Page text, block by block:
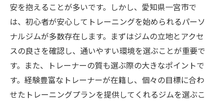
安を抱えることが多いです。しかし、愛知県一宮市で
は、初心者が安心してトレーニングを始められるパーソ
ナルジムが多数存在します。まずはジムの立地とアクセ
スの良さを確認し、通いやすい環境を選ぶことが重要で
す。また、トレーナーの質も選ぶ際の大きなポイントで
す。経験豊富なトレーナーが在籍し、個々の目標に合わ
せたトレーニングプランを提供してくれるジムを選ぶこ